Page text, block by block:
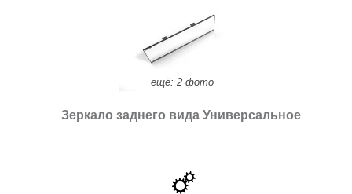
ещё: 2 фото
Зеркало заднего вида Универсальное